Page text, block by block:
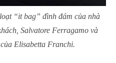
“it bag” đình đám của nhà
Salvatore Ferragamo và
Elisabetta Franchi.